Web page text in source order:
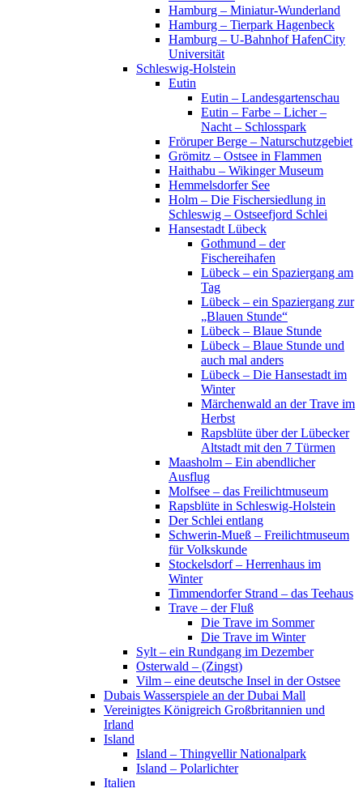
Hamburg – Miniatur-Wunderland
Hamburg – Tierpark Hagenbeck
Hamburg – U-Bahnhof HafenCity
Universität
Schleswig-Holstein
Eutin
Eutin – Landesgartenschau
Eutin – Farbe – Licher –
Nacht – Schlosspark
Fröruper Berge – Naturschutzgebiet
Grömitz – Ostsee in Flammen
Haithabu – Wikinger Museum
Hemmelsdorfer See
Holm – Die Fischersiedlung in
Schleswig – Ostseefjord Schlei
Hansestadt Lübeck
Gothmund – der
Fischereihafen
Lübeck – ein Spaziergang am
Tag
Lübeck – ein Spaziergang zur
„Blauen Stunde“
Lübeck – Blaue Stunde
Lübeck – Blaue Stunde und
auch mal anders
Lübeck – Die Hansestadt im
Winter
Märchenwald an der Trave im
Herbst
Rapsblüte über der Lübecker
Altstadt mit den 7 Türmen
Maasholm – Ein abendlicher
Ausflug
Molfsee – das Freilichtmuseum
Rapsblüte in Schleswig-Holstein
Der Schlei entlang
Schwerin-Mueß – Freilichtmuseum
für Volkskunde
Stockelsdorf – Herrenhaus im
Winter
Timmendorfer Strand – das Teehaus
Trave – der Fluß
Die Trave im Sommer
Die Trave im Winter
Sylt – ein Rundgang im Dezember
Osterwald – (Zingst)
Vilm – eine deutsche Insel in der Ostsee
Dubais Wasserspiele an der Dubai Mall
Vereinigtes Königreich Großbritannien und
Irland
Island
Island – Thingvellir Nationalpark
Island – Polarlichter
Italien